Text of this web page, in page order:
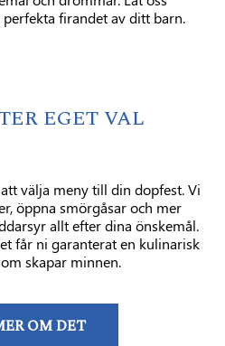
firandet av ditt barn.
EGET VAL
välja meny till din dopfest. Vi
öppna smörgåsar och mer
allt efter dina önskemål.
får ni garanterat en kulinarisk
skapar minnen.
OM DET